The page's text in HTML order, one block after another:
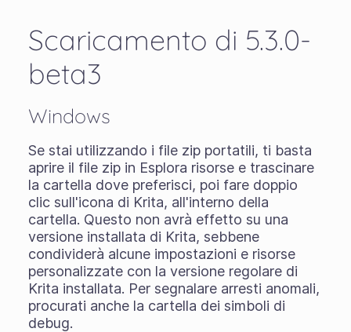
Scaricamento di 5.3.0-
beta3
Windows
Se stai utilizzando i file zip portatili, ti basta
aprire il file zip in Esplora risorse e trascinare
la cartella dove preferisci, poi fare doppio
clic sull'icona di Krita, all'interno della
cartella. Questo non avrà effetto su una
versione installata di Krita, sebbene
condividerà alcune impostazioni e risorse
personalizzate con la versione regolare di
Krita installata. Per segnalare arresti anomali,
procurati anche la cartella dei simboli di
debug.